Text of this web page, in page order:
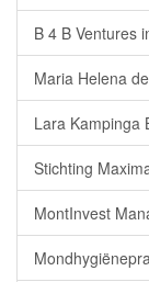
B 4 B Ventures
Maria Helena
Lara Kampinga
Stichting
MontInvest